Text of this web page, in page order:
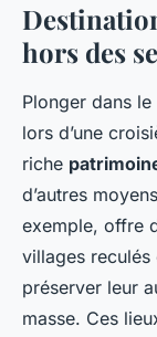
hors des
Plonger dans
lors d’une
riche
d’autres
exemple, offre
villages
préserver leur
masse. Ces